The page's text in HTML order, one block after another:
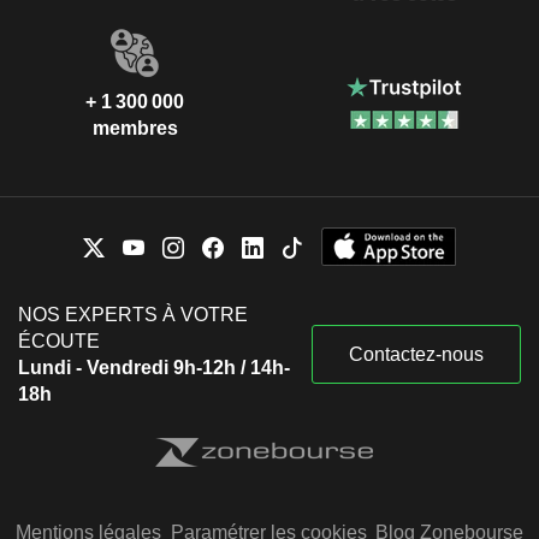
+ 1 300 000
membres
NOS EXPERTS À VOTRE
ÉCOUTE
Lundi - Vendredi 9h-12h / 14h-
18h
Contactez-nous
Mentions légales Paramétrer les cookies Blog Zonebourse